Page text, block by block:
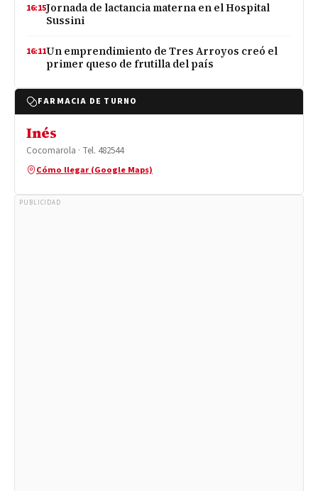
16:15Jornada de lactancia materna en el Hospital
Sussini
16:11Un emprendimiento de Tres Arroyos creó el
primer queso de frutilla del país
FARMACIA DE TURNO
Inés
Cocomarola · Tel. 482544
Cómo llegar (Google Maps)
PUBLICIDAD